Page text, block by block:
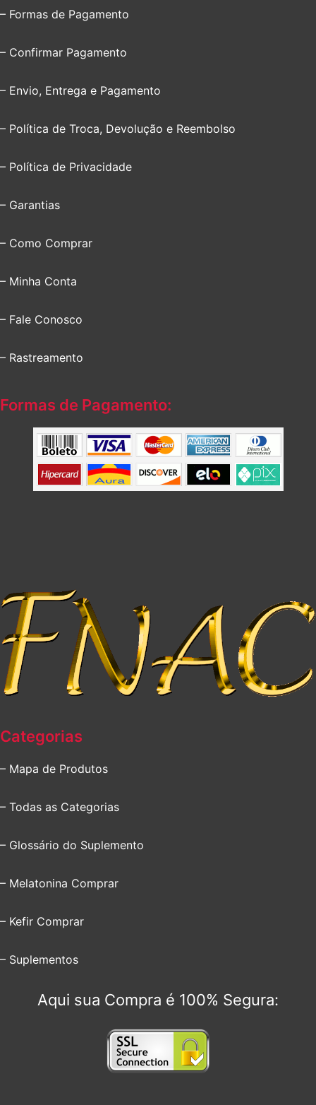
– Formas de Pagamento
– Confirmar Pagamento
– Envio, Entrega e Pagamento
– Política de Troca, Devolução e Reembolso
– Política de Privacidade
– Garantias
– Como Comprar
– Minha Conta
– Fale Conosco
– Rastreamento
Formas de Pagamento:
Categorias
– Mapa de Produtos
– Todas as Categorias
– Glossário do Suplemento
– Melatonina Comprar
– Kefir Comprar
– Suplementos
Aqui sua Compra é 100% Segura: